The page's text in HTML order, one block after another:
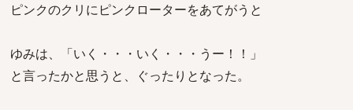
ピンクのクリにピンクローターをあてがうと
ゆみは、「いく・・・いく・・・うー！！」
と言ったかと思うと、ぐったりとなった。